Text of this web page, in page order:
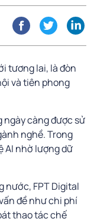
tương lai, là đòn
và tiên phong
càng được sử
nghề. Trong
AI nhờ lượng dữ
nước, FPT Digital
đề như chi phí
thao tác chế